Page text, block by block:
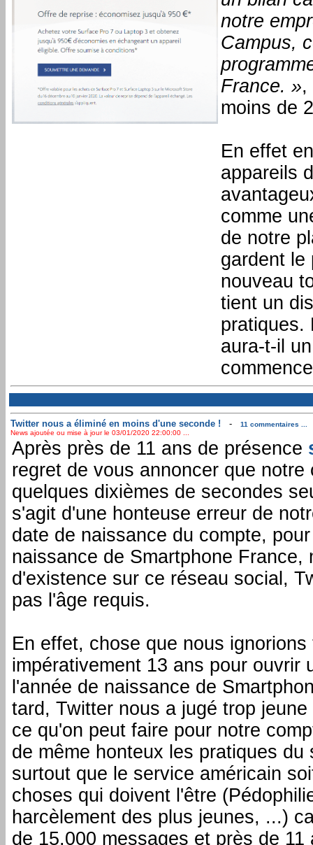
notre
Campus,
France. »,
moins de
En effet
appareils
comme
de notre
gardent le
nouveau
tient un
pratiques.
aura-t-il
Twitter nous a éliminé en moins d'une seconde ! -
11 commentaires ...
News ajoutée ou mise à jour le 03/01/2020 22:00:00 ...
Après près de 11 ans de présence
regret de vous annoncer que
quelques dixièmes de secondes
s'agit d'une honteuse erreur de
date de naissance du compte,
naissance de Smartphone France,
d'existence sur ce réseau social,
pas l'âge requis.
En effet, chose que nous
impérativement 13 ans pour ouvrir
l'année de naissance de
tard, Twitter nous a jugé trop
ce qu'on peut faire pour notre
de même honteux les pratiques
surtout que le service américain
choses qui doivent l'être
harcèlement des plus jeunes, ...)
de 15.000 messages et près de